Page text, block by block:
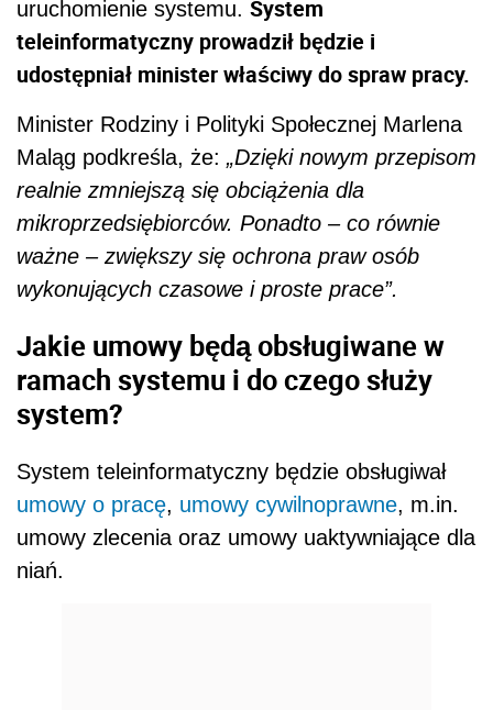
uruchomienie systemu. System
teleinformatyczny prowadził będzie i
udostępniał minister właściwy do spraw pracy.
Minister Rodziny i Polityki Społecznej Marlena
Maląg podkreśla, że: „Dzięki nowym przepisom
realnie zmniejszą się obciążenia dla
mikroprzedsiębiorców. Ponadto – co równie
ważne – zwiększy się ochrona praw osób
wykonujących czasowe i proste prace”.
Jakie umowy będą obsługiwane w
ramach systemu i do czego służy
system?
System teleinformatyczny będzie obsługiwał
umowy o pracę, umowy cywilnoprawne, m.in.
umowy zlecenia oraz umowy uaktywniające dla
niań.